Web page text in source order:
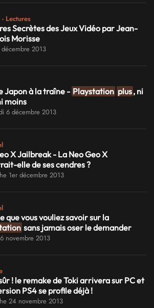
Lectures
Secrètes des Jeux Vidéo par Jean-
Morisse
2013
Japon à la traîne - Playstation plus, ni
moins
6 décembre 2013
X Jailbreak - La Neo Geo X
elle de ses cendres ?
1er décembre 2013
que vous vouliez savoir sur la
sans jamais oser le demander
novembre 2013
! le remake de Toki arrivera sur PC et
PS4 se profile déjà !
24 novembre 2013